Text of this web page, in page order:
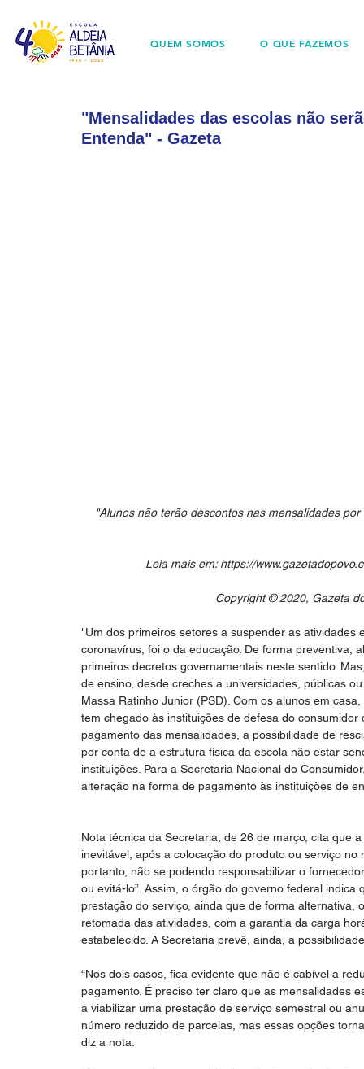
QUEM SOMOS O QUE FAZEMOS
"Mensalidades das escolas não
Entenda" - Gazeta
"Alunos não terão descontos nas mensalidades
Leia mais em: https://
Copyright © 2020, Gazeta
"Um dos primeiros setores a suspender as
coronavírus, foi o da educação. De forma preventiva,
primeiros decretos governamentais neste sentido.
de ensino, desde creches a universidades, públicas
Massa Ratinho Junior (PSD). Com os alunos em
tem chegado às instituições de defesa do
pagamento das mensalidades, a possibilidade de
por conta de a estrutura física da escola não estar
instituições. Para a Secretaria Nacional do
alteração na forma de pagamento às instituições de
Nota técnica da Secretaria, de 26 de março, cita que
inevitável, após a colocação do produto ou serviço
portanto, não se podendo responsabilizar o
ou evitá-lo”. Assim, o órgão do governo federal
prestação do serviço, ainda que de forma
retomada das atividades, com a garantia da carga
estabelecido. A Secretaria prevê, ainda, a
“Nos dois casos, fica evidente que não é cabível a
pagamento. É preciso ter claro que as mensalidades
a viabilizar uma prestação de serviço semestral ou
número reduzido de parcelas, mas essas opções
diz a nota.